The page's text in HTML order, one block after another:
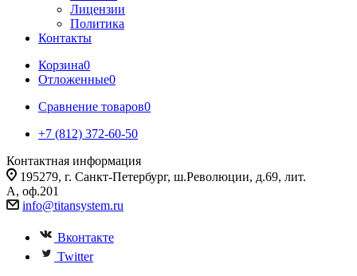
Лицензии
Политика
Контакты
Корзина0
Отложенные0
Сравнение товаров0
+7 (812) 372-60-50
Контактная информация
195279, г. Санкт-Петербург, ш.Революции, д.69, лит.
А, оф.201
info@titansystem.ru
Вконтакте
Twitter